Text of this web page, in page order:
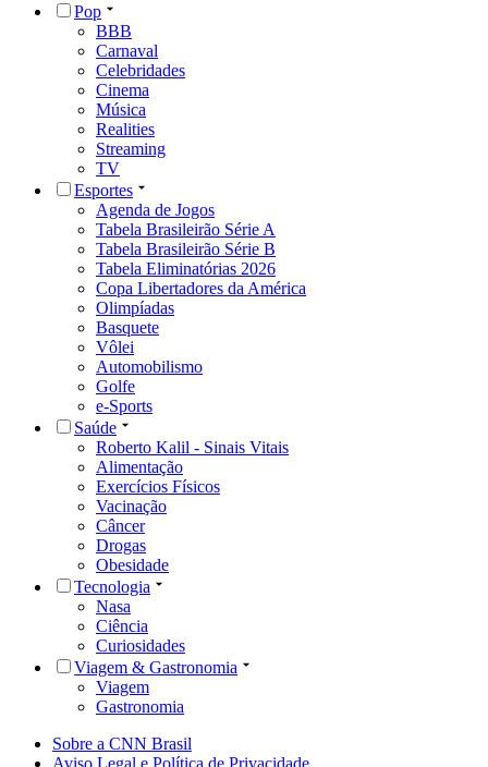
Pop
BBB
Carnaval
Celebridades
Cinema
Música
Realities
Streaming
TV
Esportes
Agenda de Jogos
Tabela Brasileirão Série A
Tabela Brasileirão Série B
Tabela Eliminatórias 2026
Copa Libertadores da América
Olimpíadas
Basquete
Vôlei
Automobilismo
Golfe
e-Sports
Saúde
Roberto Kalil - Sinais Vitais
Alimentação
Exercícios Físicos
Vacinação
Câncer
Drogas
Obesidade
Tecnologia
Nasa
Ciência
Curiosidades
Viagem & Gastronomia
Viagem
Gastronomia
Sobre a CNN Brasil
Aviso Legal e Política de Privacidade